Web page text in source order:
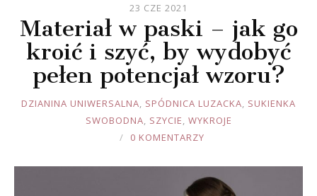
23 CZE 2021
Materiał w paski – jak go
kroić i szyć, by wydobyć
pełen potencjał wzoru?
JOULE
DZIANINA UNIWERSALNA, SPÓDNICA LUZACKA, SUKIENKA
SWOBODNA, SZYCIE, WYKROJE
0 KOMENTARZY